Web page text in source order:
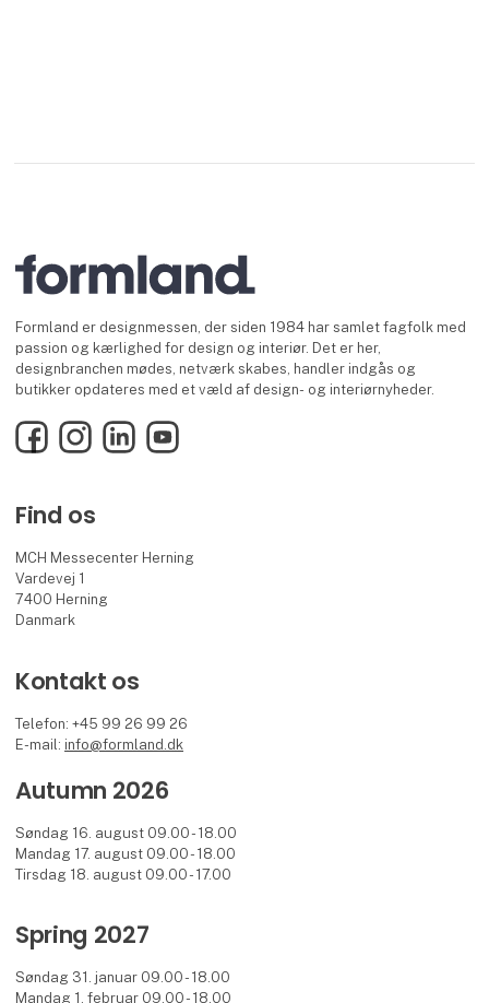
Formland er designmessen, der siden 1984 har samlet fagfolk med
passion og kærlighed for design og interiør. Det er her,
designbranchen mødes, netværk skabes, handler indgås og
butikker opdateres med et væld af design- og interiørnyheder.
FacebookInstagramLinkedInYouTube
Find os
MCH Messecenter Herning
Vardevej 1
7400 Herning
Danmark
Kontakt os
Telefon: +45 99 26 99 26
E-mail: info@formland.dk
Autumn 2026
Søndag 16. august 09.00 - 18.00
Mandag 17. august 09.00 - 18.00
Tirsdag 18. august 09.00 - 17.00
Spring 2027
Søndag 31. januar 09.00 - 18.00
Mandag 1. februar 09.00 - 18.00